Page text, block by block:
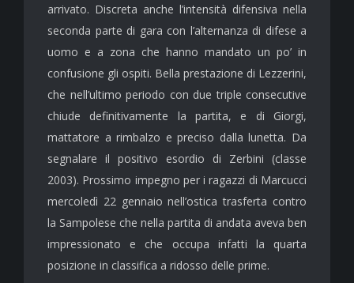
arrivato. Discreta anche l’intensità difensiva nella
seconda parte di gara con l’alternanza di difese a
uomo e a zona che hanno mandato un po’ in
confusione gli ospiti. Bella prestazione di Lezzerini,
che nell’ultimo periodo con due triple consecutive
chiude definitivamente la partita, e di Giorgi,
mattatore a rimbalzo e preciso dalla lunetta. Da
segnalare il positivo esordio di Zerbini (classe
2003). Prossimo impegno per i ragazzi di Marcucci
mercoledì 22 gennaio nell’ostica trasferta contro
la Sampolese che nella partita di andata aveva ben
impressionato e che occupa infatti la quarta
posizione in classifica a ridosso delle prime.